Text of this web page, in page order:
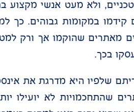
ולא מעט אנשי מקצוע
במקומות גבוהים. כך
מאתרים שהוקמו אך ורק
בכך.
שלפיו היא מדרגת את
שהתחכמויות לא יועילו